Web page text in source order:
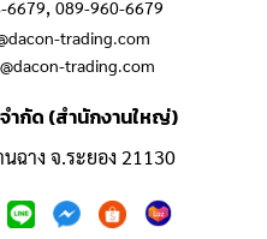
6679, 089-960-6679
trading.com
trading.com
ำกัด (สำนักงานใหญ่)
ฉาง จ.ระยอง 21130